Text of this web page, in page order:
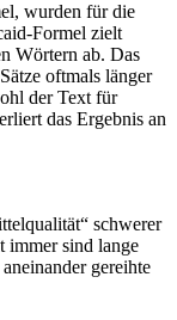
wurden für die
Formel zielt
Wörtern ab. Das
oftmals länger
der Text für
das Ergebnis an
schwerer
immer sind lange
gereihte